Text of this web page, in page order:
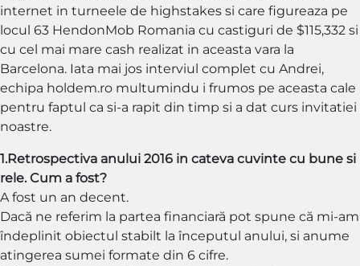
internet in turneele de highstakes si care figureaza pe
locul 63 HendonMob Romania cu castiguri de $115,332 si
cu cel mai mare cash realizat in aceasta vara la
Barcelona. Iata mai jos interviul complet cu Andrei,
echipa holdem.ro multumindu i frumos pe aceasta cale
pentru faptul ca si-a rapit din timp si a dat curs invitatiei
noastre.
1.Retrospectiva anului 2016 in cateva cuvinte cu bune si
rele. Cum a fost?
A fost un an decent.
Dacă ne referim la partea financiară pot spune că mi-am
îndeplinit obiectul stabilt la începutul anului, si anume
atingerea sumei formate din 6 cifre.